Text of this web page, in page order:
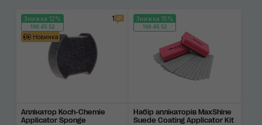
Знижка 12%
166:45:52
Новинка
1
Аплікатор Koch-Chemie
Applicator Sponge
Знижка 15%
166:45:52
Набір аплікаторів MaxShine
Suede Coating Applicator Kit